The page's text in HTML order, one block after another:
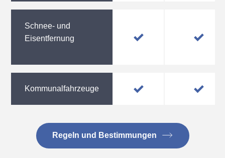
Schnee- und
Eisentfernung
Kommunalfahrzeuge
Regeln und Bestimmungen